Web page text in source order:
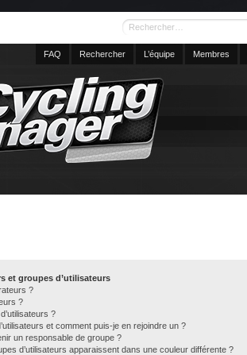
FAQ Rechercher L’équipe Membres
et groupes d’utilisateurs
?
?
?
et comment puis-je en rejoindre un ?
un responsable de groupe ?
d’utilisateurs apparaissent dans une couleur différente ?